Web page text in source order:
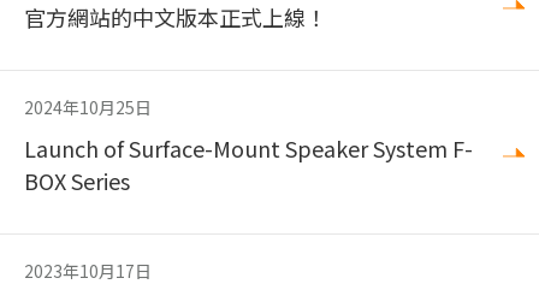
官方網站的中文版本正式上線！
2024年10月25日
Launch of Surface-Mount Speaker System F-
BOX Series
2023年10月17日